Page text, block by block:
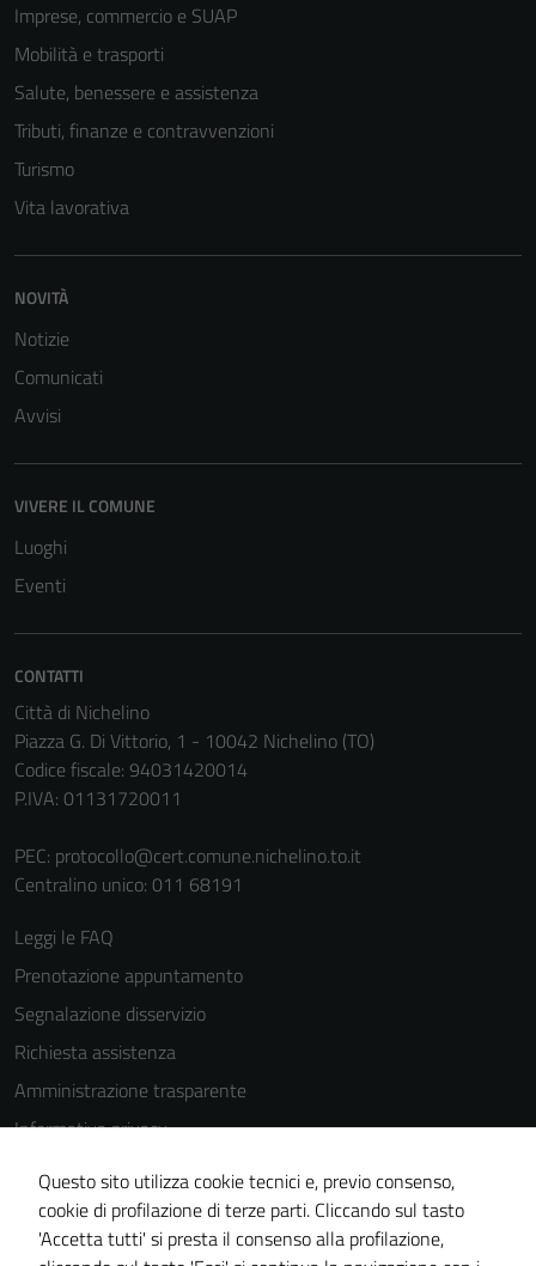
Imprese, commercio e SUAP
Mobilità e trasporti
Salute, benessere e assistenza
Tributi, finanze e contravvenzioni
Turismo
Vita lavorativa
NOVITÀ
Notizie
Comunicati
Avvisi
VIVERE IL COMUNE
Luoghi
Eventi
CONTATTI
Città di Nichelino
Piazza G. Di Vittorio, 1 - 10042 Nichelino (TO)
Codice fiscale: 94031420014
P.IVA: 01131720011
PEC: protocollo@cert.comune.nichelino.to.it
Centralino unico: 011 68191
Leggi le FAQ
Prenotazione appuntamento
Segnalazione disservizio
Richiesta assistenza
Amministrazione trasparente
Informativa privacy
Cookie Policy
Note legali
Dichiarazione di accessibilità
Questo sito utilizza cookie tecnici e, previo consenso,
cookie di profilazione di terze parti. Cliccando sul tasto
'Accetta tutti' si presta il consenso alla profilazione,
Tecnici
funzionamento
disabilitati.